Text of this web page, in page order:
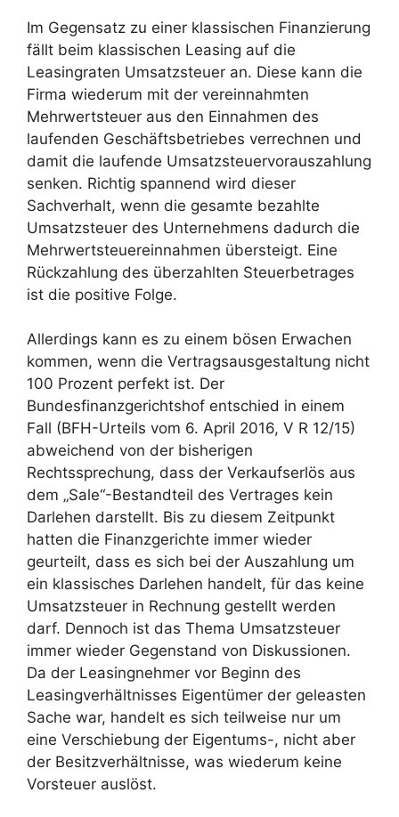
Im Gegensatz zu einer klassischen Finanzierung
fällt beim klassischen Leasing auf die
Leasingraten Umsatzsteuer an. Diese kann die
Firma wiederum mit der vereinnahmten
Mehrwertsteuer aus den Einnahmen des
laufenden Geschäftsbetriebes verrechnen und
damit die laufende Umsatzsteuervorauszahlung
senken. Richtig spannend wird dieser
Sachverhalt, wenn die gesamte bezahlte
Umsatzsteuer des Unternehmens dadurch die
Mehrwertsteuereinnahmen übersteigt. Eine
Rückzahlung des überzahlten Steuerbetrages
ist die positive Folge.
Allerdings kann es zu einem bösen Erwachen
kommen, wenn die Vertragsausgestaltung nicht
100 Prozent perfekt ist. Der
Bundesfinanzgerichtshof entschied in einem
Fall (BFH-Urteils vom 6. April 2016, V R 12/15)
abweichend von der bisherigen
Rechtssprechung, dass der Verkaufserlös aus
dem „Sale“-Bestandteil des Vertrages kein
Darlehen darstellt. Bis zu diesem Zeitpunkt
hatten die Finanzgerichte immer wieder
geurteilt, dass es sich bei der Auszahlung um
ein klassisches Darlehen handelt, für das keine
Umsatzsteuer in Rechnung gestellt werden
darf. Dennoch ist das Thema Umsatzsteuer
immer wieder Gegenstand von Diskussionen.
Da der Leasingnehmer vor Beginn des
Leasingverhältnisses Eigentümer der geleasten
Sache war, handelt es sich teilweise nur um
eine Verschiebung der Eigentums-, nicht aber
der Besitzverhältnisse, was wiederum keine
Vorsteuer auslöst.